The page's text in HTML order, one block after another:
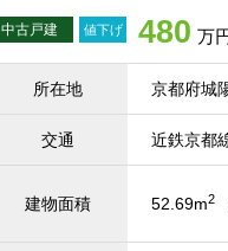
中古戸建 値下げ 480 万
所在地 京都府城
交通 近鉄京都
建物面積 52.69m2